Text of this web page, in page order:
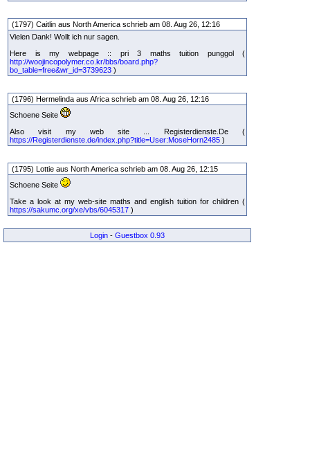
(1797) Caitlin aus North America schrieb am 08. Aug 26, 12:16
Vielen Dank! Wollt ich nur sagen.
Here is my webpage :: pri 3 maths tuition punggol (
http://woojincopolymer.co.kr/bbs/board.php?
bo_table=free&wr_id=3739623 )
(1796) Hermelinda aus Africa schrieb am 08. Aug 26, 12:16
Schoene Seite
Also visit my web site ... Registerdienste.De (
https://Registerdienste.de/index.php?title=User:MoseHorn2485 )
(1795) Lottie aus North America schrieb am 08. Aug 26, 12:15
Schoene Seite
Take a look at my web-site maths and english tuition for children (
https://sakumc.org/xe/vbs/6045317 )
Login - Guestbox 0.93